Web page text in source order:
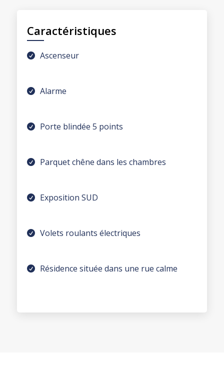
Caractéristiques
Ascenseur
Alarme
Porte blindée 5 points
Parquet chêne dans les chambres
Exposition SUD
Volets roulants électriques
Résidence située dans une rue calme